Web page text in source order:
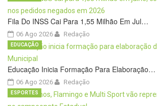
Fila Do INSS Cai Para 1,55 Milhão Em Jul…
06 Ago 2026 Redação
Educação Inicia Formação Para Elaboração…
06 Ago 2026
EDUCAÇÃO
Redação
ESPORTES